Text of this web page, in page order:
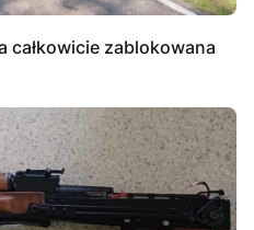
całkowicie zablokowana